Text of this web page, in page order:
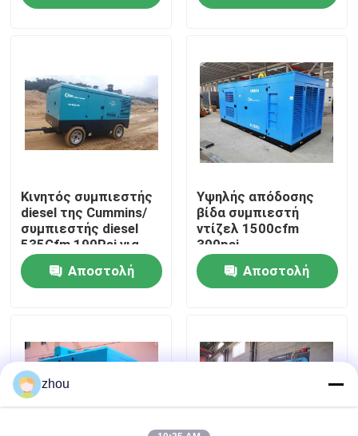
Βίντεο
Περίπου εμείς
Ποιοτικός έλεγχος
Μας ελάτε σε επαφή με
Περιπτώσεις
Ζητήστε ένα απόσπασμα
Κινητός συμπιεστής
diesel της Cummins/
συμπιεστής diesel
535Cfm 190Psi για
την αμμόστρωση
Αποστολή
Υψηλής απόδοσης
βίδα συμπιεστή
ντίζελ 1500cfm
300psi
Αποστολή
zhou